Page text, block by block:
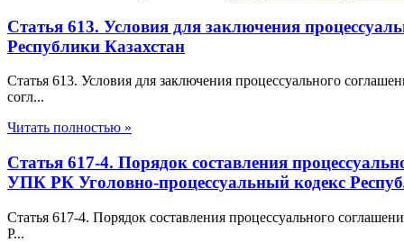
Статья 613. Условия для заключения
Республики Казахстан
Статья 613. Условия для заключения процессуального
согл...
Читать полностью »
Статья 617-4. Порядок составления
УПК РК Уголовно-процессуальный кодекс
Статья 617-4. Порядок составления процессуального
Р...